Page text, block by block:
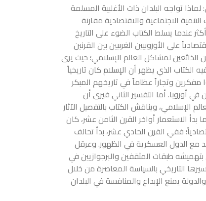
تواجه البلدان ذات الأغلبية المسلمة
الاجتماعية والاقتصادية مقارنة
عندما يسلط الكتاب الضوء على التاريخ
على الأوروبيين الغربيين بين القرنين
الذائعين لمشاكل العالم الإسلامي؛ حيث يرى
الكتاب الذي يظهر أن الإسلام كان تاريخياً
مفكرين وتجاراً عظاماً في تاريخهم المبكر
أوروبا. أما التفسير الثاني فيرى أن
الإسلامي، ويناقش الكتاب بالتفصيل الآثار
بدأ الاستعمار أواخر القرن الثامن عشر، كان
ففي القرن الحادي عشر، بدأ تحالف
مع الدول العسكرية في الظهور. وعرقل
بتهميشه طبقات المثقفين والبرجوازيين في
التاريخي بالسياسة المعاصرة من خلال
يمنع الإبداع والمنافسة في البلدان